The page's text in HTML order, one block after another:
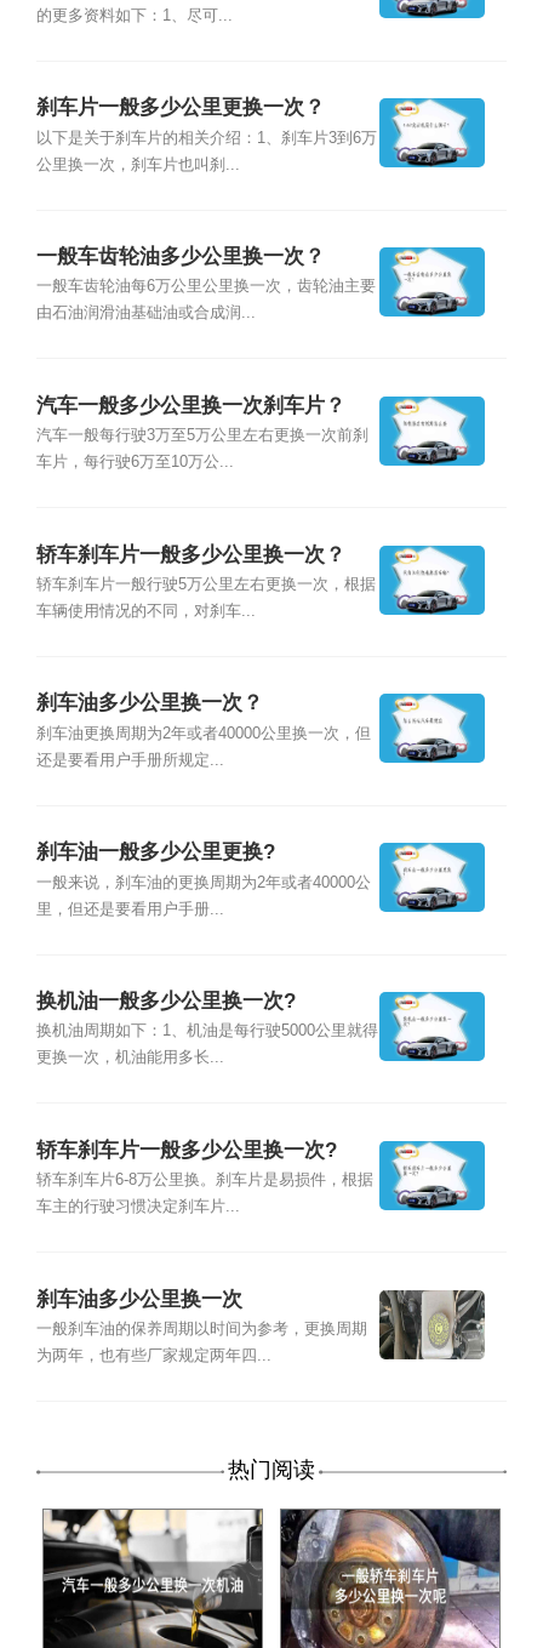
的更多资料如下：1、尽可...
刹车片一般多少公里更换一次？
以下是关于刹车片的相关介绍：1、刹车片3到6万
公里换一次，刹车片也叫刹...
一般车齿轮油多少公里换一次？
一般车齿轮油每6万公里公里换一次，齿轮油主要
由石油润滑油基础油或合成润...
汽车一般多少公里换一次刹车片？
汽车一般每行驶3万至5万公里左右更换一次前刹
车片，每行驶6万至10万公...
轿车刹车片一般多少公里换一次？
轿车刹车片一般行驶5万公里左右更换一次，根据
车辆使用情况的不同，对刹车...
刹车油多少公里换一次？
刹车油更换周期为2年或者40000公里换一次，但
还是要看用户手册所规定...
刹车油一般多少公里更换?
一般来说，刹车油的更换周期为2年或者40000公
里，但还是要看用户手册...
换机油一般多少公里换一次?
换机油周期如下：1、机油是每行驶5000公里就得
更换一次，机油能用多长...
轿车刹车片一般多少公里换一次?
轿车刹车片6-8万公里换。刹车片是易损件，根据
车主的行驶习惯决定刹车片...
刹车油多少公里换一次
一般刹车油的保养周期以时间为参考，更换周期
为两年，也有些厂家规定两年四...
热门阅读